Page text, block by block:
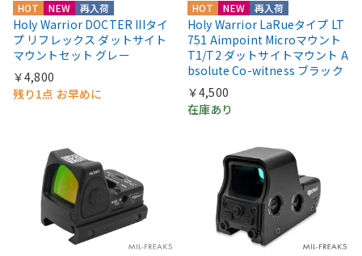
HOT NEW 再入荷
Holy Warrior DOCTER IIIタイ
プ リフレックス ダットサイト
マウントセット グレー
￥4,800
残り1点 お早めに
HOT NEW 再入荷
Holy Warrior LaRueタイプ LT
751 Aimpoint Microマウント
T1/T2 ダットサイトマウント A
bsolute Co-witness ブラック
￥4,500
在庫あり